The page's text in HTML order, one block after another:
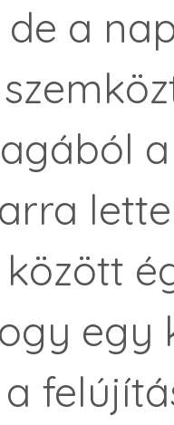
a
egy
a